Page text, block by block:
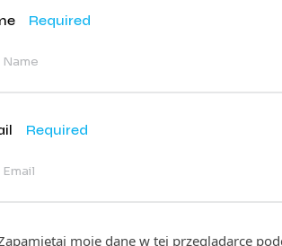
Required
Required
moje dane w tej przeglądarce